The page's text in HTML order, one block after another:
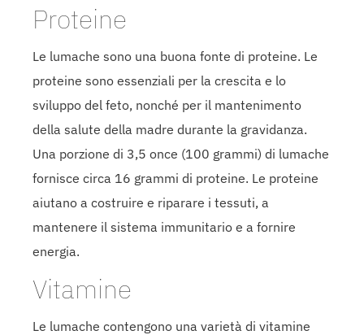
Proteine
Le lumache sono una buona fonte di proteine. Le
proteine sono essenziali per la crescita e lo
sviluppo del feto, nonché per il mantenimento
della salute della madre durante la gravidanza.
Una porzione di 3,5 once (100 grammi) di lumache
fornisce circa 16 grammi di proteine. Le proteine
aiutano a costruire e riparare i tessuti, a
mantenere il sistema immunitario e a fornire
energia.
Vitamine
Le lumache contengono una varietà di vitamine